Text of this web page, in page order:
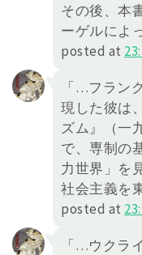
その後、本
ーゲルによ
posted at
「…フラン
現した彼は
ズム』（一
で、専制の
力世界」を
社会主義を
posted at
「…ウクラ